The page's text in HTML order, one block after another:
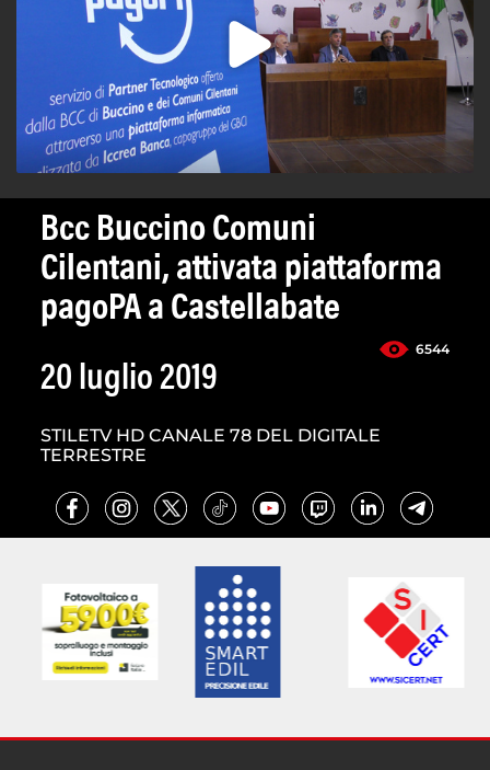
Bcc Buccino Comuni
Cilentani, attivata piattaforma
pagoPA a Castellabate
6544
20 luglio 2019
STILETV HD CANALE 78 DEL DIGITALE
TERRESTRE